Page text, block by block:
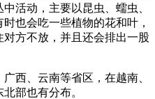
活动，主要以昆虫、蠕虫、
也会吃一些植物的花和叶，
方不放，并且还会排出一股
西、云南等省区，在越南、
部也有分布。